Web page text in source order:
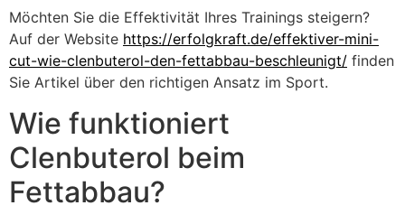
Möchten Sie die Effektivität Ihres Trainings steigern?
Auf der Website https://erfolgkraft.de/effektiver-mini-
cut-wie-clenbuterol-den-fettabbau-beschleunigt/ finden
Sie Artikel über den richtigen Ansatz im Sport.
Wie funktioniert
Clenbuterol beim
Fettabbau?